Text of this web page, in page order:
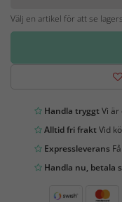
Välj en artikel för att se
Handla tryggtVi är
Alltid fri fraktVid
Expressleverans
Handla nu, betala